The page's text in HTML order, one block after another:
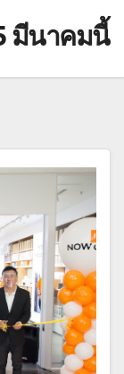
มีนาคมนี้